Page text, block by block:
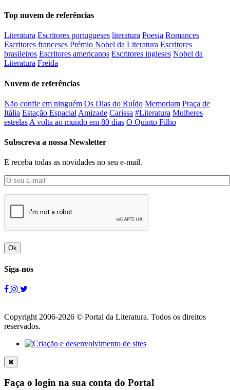
Top nuvem de referências
Literatura Escritores portugueses literatura Poesia Romances
Escritores franceses Prémio Nobel da Literatura Escritores
brasileiros Escritores americanos Escritores ingleses Nobel da
Literatura Freida
Nuvem de referências
Não confie em ninguém Os Dias do Ruído Memoriam Praça de
Itália Estação Espacial Amizade Carissa #Literatura Mulheres
estrelas A volta ao mundo em 80 dias O Quinto Filho
Subscreva a nossa Newsletter
E receba todas as novidades no seu e-mail.
Ok
Siga-nos
Copyright 2006-2026 © Portal da Literatura. Todos os direitos
reservados.
Faça o login na sua conta do Portal